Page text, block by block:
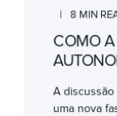
8 MIN
COMO A
A
uma nova